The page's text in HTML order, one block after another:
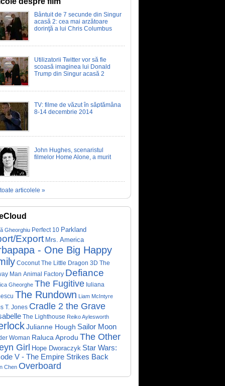
Bântuit de 7 secunde din Singur
acasă 2: cea mai arzătoare
dorinţă a lui Chris Columbus
Utilizatorii Twitter vor să fie
scoasă imaginea lui Donald
Trump din Singur acasă 2
TV: filme de văzut în săptămâna
8-14 decembrie 2014
John Hughes, scenaristul
filmelor Home Alone, a murit
articolele »
Gheorghiu Perfect 10 Parkland
Export Mrs. America
- One Big Happy
Coconut The Little Dragon 3D The
Man Animal Factory Defiance
Gheorghe The Fugitive Iuliana
The Rundown Liam McIntyre
T. Jones Cradle 2 the Grave
The Lighthouse Reiko Aylesworth
Julianne Hough Sailor Moon
Woman Raluca Aprodu The Other
Girl
Hope Dworaczyk Star Wars:
V - The Empire Strikes Back
Chen Overboard